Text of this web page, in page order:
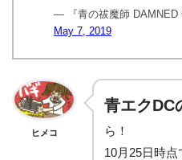
— 『青の祓魔師 DAMNED
May 7, 2019
ヒメコ
青エクDC
ら！
10月25日時点